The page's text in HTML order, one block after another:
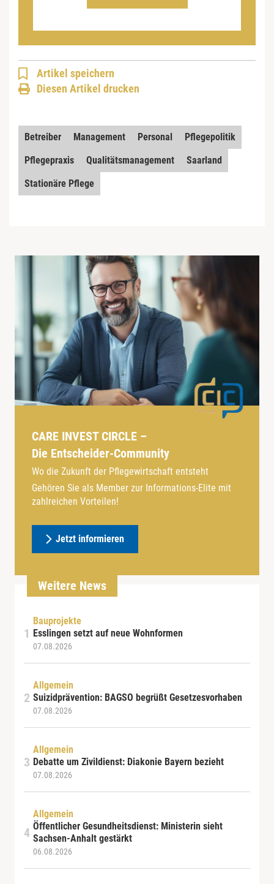
Artikel speichern
Diesen Artikel drucken
Betreiber Management Personal
Pflegepolitik
Pflegepraxis
Qualitätsmanagement
Saarland
Stationäre Pflege
CARE INVEST CIRCLE –
Die Entscheider-Community
Wo die Zukunft der Pflegewirtschaft entsteht
Gehören Sie als Member zur Informations-Elite mit
zahlreichen Vorteilen!
Jetzt informieren
Weitere News
Bauprojekte
Esslingen setzt auf neue Wohnformen
07.08.2026
Allgemein
Suizidprävention: BAGSO begrüßt Gesetzesvorhaben
07.08.2026
Allgemein
Debatte um Zivildienst: Diakonie Bayern bezieht
07.08.2026
Allgemein
Öffentlicher Gesundheitsdienst: Ministerin sieht
Sachsen-Anhalt gestärkt
06.08.2026